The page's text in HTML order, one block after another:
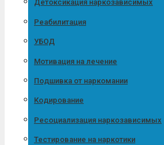
Детоксикация наркозависимых
Реабилитация
УБОД
Мотивация на лечение
Подшивка от наркомании
Кодирование
Ресоциализация наркозависимых
Тестирование на наркотики